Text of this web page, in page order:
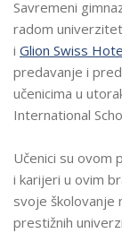
Savremeni
radom
i Glion Swiss
predavanje i
učenicima u
International
Učenici su ovom
i karijeri u ovim
svoje školovanje
prestižnih